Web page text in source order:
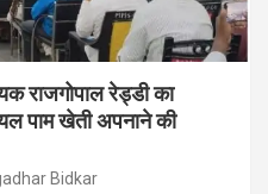
राजगोपाल रेड्डी का
पाम खेती अपनाने की
Bidkar